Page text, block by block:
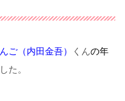
ご（内田金吾） くんの年
た。